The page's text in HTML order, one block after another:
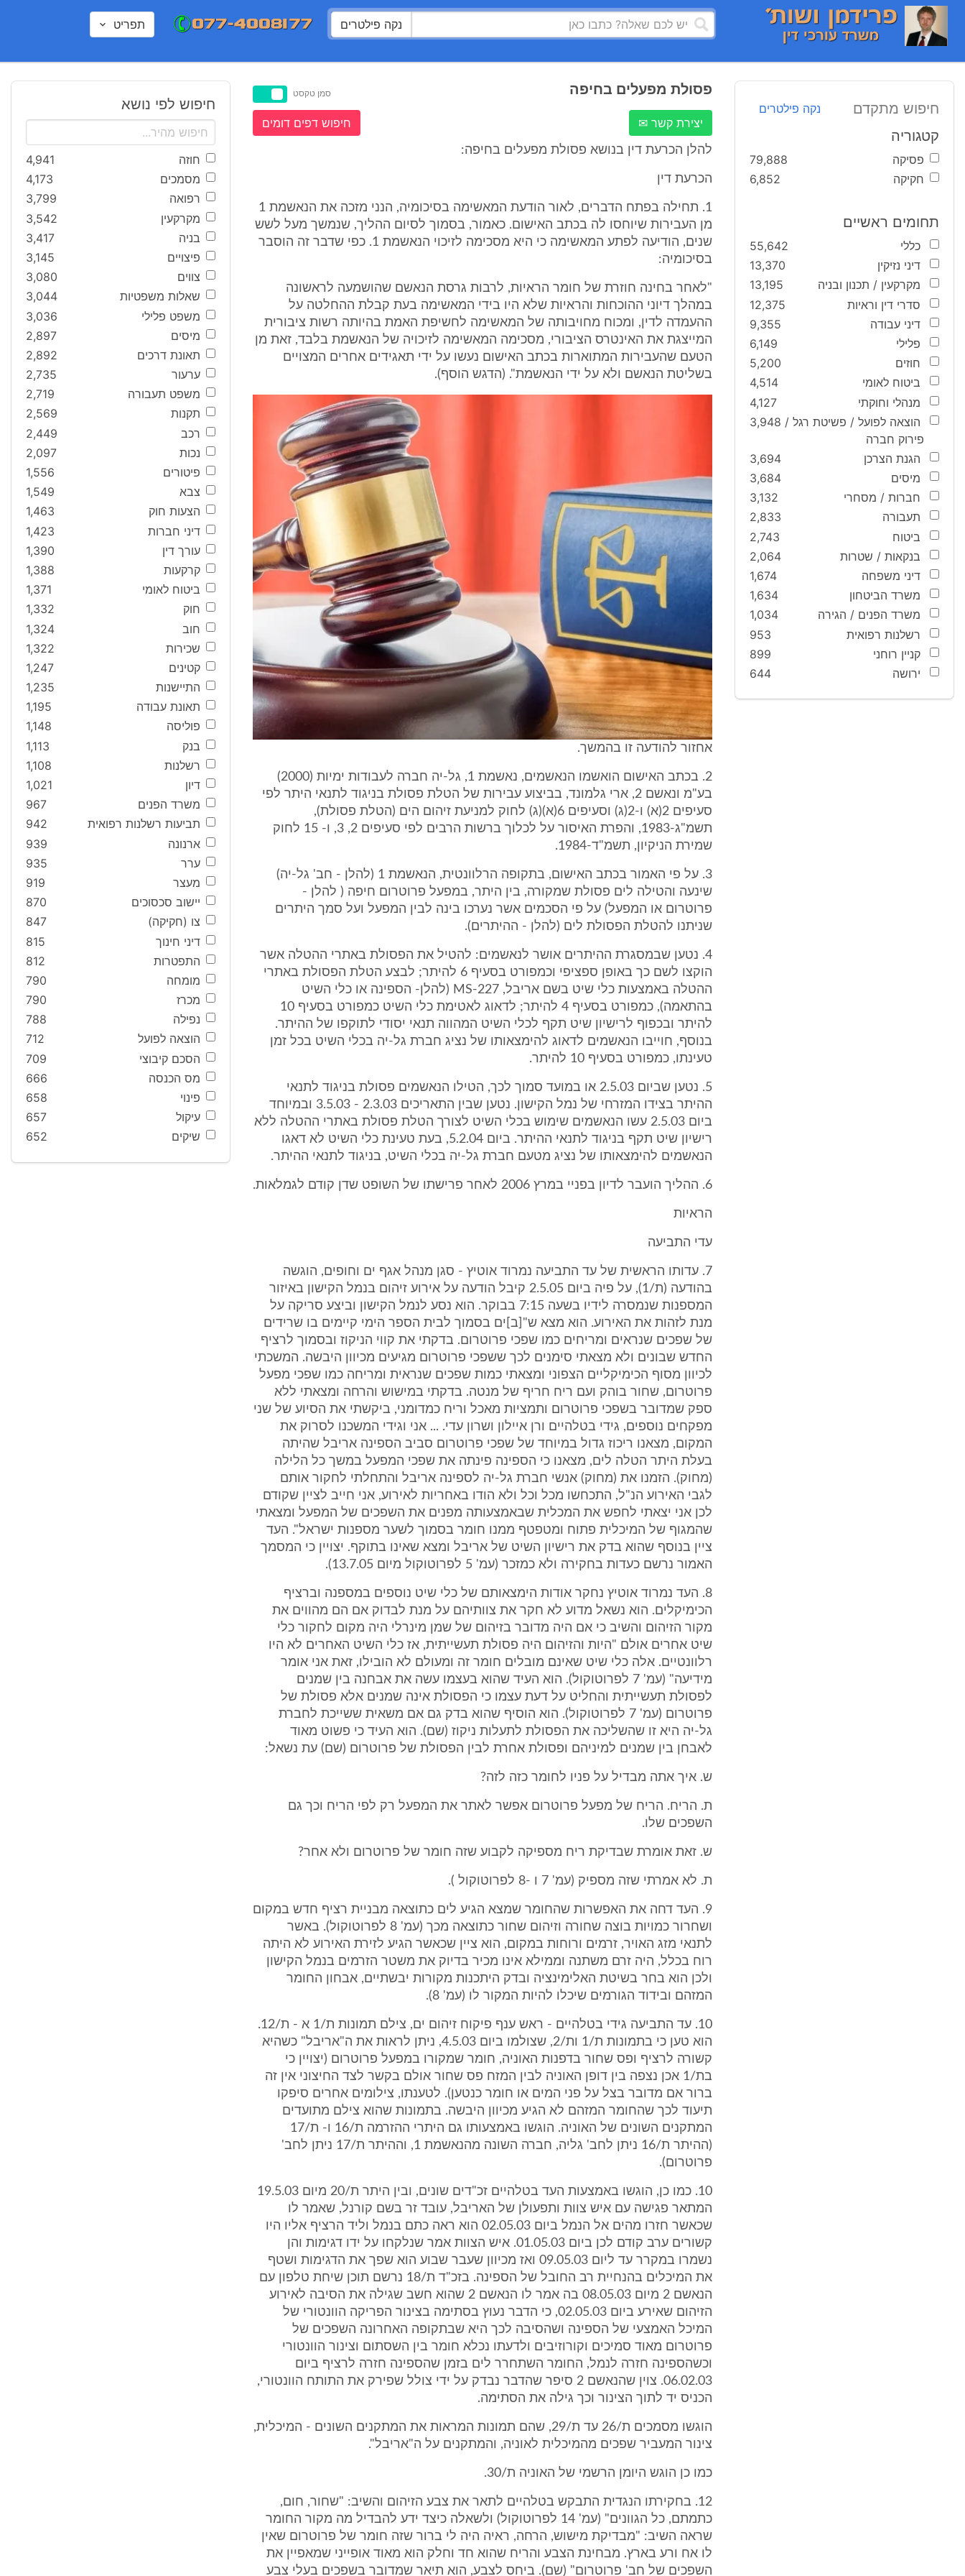
נקה פילטרים תפריט
חיפוש מתקדם נקה פילטרים
קטגוריה
פסיקה
79,888
חקיקה
6,852
תחומים ראשיים
כללי
55,642
דיני נזיקין
13,370
מקרקעין / תכנון ובניה
13,195
סדרי דין וראיות
12,375
דיני עבודה
9,355
פלילי
6,149
חוזים
5,200
ביטוח לאומי
4,514
מנהלי וחוקתי
4,127
הוצאה לפועל / פשיטת רגל /
פירוק חברה
3,948
הגנת הצרכן
3,694
מיסים
3,684
חברות / מסחרי
3,132
תעבורה
2,833
ביטוח
2,743
בנקאות / שטרות
2,064
דיני משפחה
1,674
משרד הביטחון
1,634
משרד הפנים / הגירה
1,034
רשלנות רפואית
953
קניין רוחני
899
ירושה
644
פסולת מפעלים בחיפה סמן טקסט
יצירת קשר ✉ חיפוש דפים דומים
להלן הכרעת דין בנושא פסולת מפעלים בחיפה:
הכרעת דין
1. תחילה בפתח הדברים, לאור הודעת המאשימה בסיכומיה, הנני מזכה את הנאשמת 1
מן העבירות שיוחסו לה בכתב האישום. כאמור, בסמוך לסיום ההליך, שנמשך מעל לשש
שנים, הודיעה לפתע המאשימה כי היא מסכימה לזיכוי הנאשמת 1. כפי שדבר זה הוסבר
בסיכומיה:
"לאחר בחינה חוזרת של חומר הראיות, לרבות גרסת הנאשם שהושמעה לראשונה
במהלך דיוני ההוכחות והראיות שלא היו בידי המאשימה בעת קבלת ההחלטה על
ההעמדה לדין, ומכוח מחויבותה של המאשימה לחשיפת האמת בהיותה רשות ציבורית
המייצגת את האינטרס הציבורי, מסכימה המאשימה לזיכויה של הנאשמת בלבד, זאת מן
הטעם שהעבירות המתוארות בכתב האישום נעשו על ידי תאגידים אחרים המצויים
בשליטת הנאשם ולא על ידי הנאשמת". (הדגש הוסף).
אחזור להודעה זו בהמשך.
2. בכתב האישום הואשמו הנאשמים, נאשמת 1, גל-יה חברה לעבודות ימיות (2000)
בע"מ ונאשם 2, ארי גלמונד, בביצוע עבירות של הטלת פסולת בניגוד לתנאי היתר לפי
סעיפים 2(א) ו-2(ג) וסעיפים 6(א)(ג) לחוק למניעת זיהום הים (הטלת פסולת),
תשמ"ג-1983, והפרת האיסור על לכלוך ברשות הרבים לפי סעיפים 2, 3, ו- 15 לחוק
שמירת הניקיון, תשמ"ד-1984.
3. על פי האמור בכתב האישום, בתקופה הרלוונטית, הנאשמת 1 (להלן - חב' גל-יה)
שינעה והטילה לים פסולת שמקורה, בין היתר, במפעל פרוטרום חיפה ( להלן -
פרוטרום או המפעל) על פי הסכמים אשר נערכו בינה לבין המפעל ועל סמך היתרים
שניתנו להטלת הפסולת לים (להלן - ההיתרים).
4. נטען שבמסגרת ההיתרים אושר לנאשמים: להטיל את הפסולת באתרי ההטלה אשר
הוקצו לשם כך באופן ספציפי וכמפורט בסעיף 6 להיתר; לבצע הטלת הפסולת באתרי
ההטלה באמצעות כלי שיט בשם אריבל, MS-227 (להלן- הספינה או כלי השיט
בהתאמה), כמפורט בסעיף 4 להיתר; לדאוג לאטימת כלי השיט כמפורט בסעיף 10
להיתר ובכפוף לרישיון שיט תקף לכלי השיט המהווה תנאי יסודי לתוקפו של ההיתר.
בנוסף, חוייבו הנאשמים לדאוג להימצאותו של נציג חברת גל-יה בכלי השיט בכל זמן
טעינתו, כמפורט בסעיף 10 להיתר.
5. נטען שביום 2.5.03 או במועד סמוך לכך, הטילו הנאשמים פסולת בניגוד לתנאי
ההיתר בצידו המזרחי של נמל הקישון. נטען שבין התאריכים 2.3.03 - 3.5.03 ובמיוחד
ביום 2.5.03 עשו הנאשמים שימוש בכלי השיט לצורך הטלת פסולת באתרי ההטלה ללא
רישיון שיט תקף בניגוד לתנאי ההיתר. ביום 5.2.04, בעת טעינת כלי השיט לא דאגו
הנאשמים להימצאותו של נציג מטעם חברת גל-יה בכלי השיט, בניגוד לתנאי ההיתר.
6. ההליך הועבר לדיון בפניי במרץ 2006 לאחר פרישתו של השופט שדן קודם לגמלאות.
הראיות
עדי התביעה
7. עדותו הראשית של עד התביעה נמרוד אוטיץ - סגן מנהל אגף ים וחופים, הוגשה
בהודעה (ת/1), על פיה ביום 2.5.05 קיבל הודעה על אירוע זיהום בנמל הקישון באיזור
המספנות שנמסרה לידיו בשעה 7:15 בבוקר. הוא נסע לנמל הקישון וביצע סריקה על
מנת לזהות את האירוע. הוא מצא ש"[ב]ים בסמוך לבית הספר הימי קיימים בו שרידים
של שפכים שנראים ומריחים כמו שפכי פרוטרום. בדקתי את קווי הניקוז ובסמוך לרציף
החדש שבונים ולא מצאתי סימנים לכך ששפכי פרוטרום מגיעים מכיוון היבשה. המשכתי
לכיוון מסוף הכימיקליים הצפוני ומצאתי כמות שפכים שנראית ומריחה כמו שפכי מפעל
פרוטרום, שחור בוהק ועם ריח חריף של מנטה. בדקתי במישוש והרחה ומצאתי ללא
ספק שמדובר בשפכי פרוטרום ותמציות מאכל וריח כמדומני, ביקשתי את הסיוע של שני
מפקחים נוספים, גידי בטלהיים ורן איילון ושרון עדי. ... אני וגידי המשכנו לסרוק את
המקום, מצאנו ריכוז גדול במיוחד של שפכי פרוטרום סביב הספינה אריבל שהיתה
בעלת היתר הטלה לים, מצאנו כי הספינה פינתה את שפכי המפעל במשך כל הלילה
(מחוק). הזמנו את (מחוק) אנשי חברת גל-יה לספינה אריבל והתחלתי לחקור אותם
לגבי האירוע הנ"ל, התכחשו מכל וכל ולא הודו באחריות לאירוע, אני חייב לציין שקודם
לכן אני יצאתי לחפש את המכלית שבאמצעותה מפנים את השפכים של המפעל ומצאתי
שהמגוף של המיכלית פתוח ומטפטף ממנו חומר בסמוך לשער מספנות ישראל". העד
ציין בנוסף שהוא בדק את רישיון השיט של אריבל ומצא שאינו בתוקף. יצויין כי המסמך
האמור נרשם כעדות בחקירה ולא כמזכר (עמ' 5 לפרוטוקול מיום 13.7.05).
8. העד נמרוד אוטיץ נחקר אודות הימצאותם של כלי שיט נוספים במספנה וברציף
הכימיקלים. הוא נשאל מדוע לא חקר את צוותיהם על מנת לבדוק אם הם מהווים את
מקור הזיהום והשיב כי אם היה מדובר בזיהום של שמן מינרלי היה מקום לחקור כלי
שיט אחרים אולם "היות והזיהום היה פסולת תעשייתית, אז כלי השיט האחרים לא היו
רלוונטיים. אלה כלי שיט שאינם מובלים חומר זה ומעולם לא הובילו, זאת אני אומר
מידיעה" (עמ' 7 לפרוטוקול). הוא העיד שהוא בעצמו עשה את אבחנה בין שמנים
לפסולת תעשייתית והחליט על דעת עצמו כי הפסולת אינה שמנים אלא פסולת של
פרוטרום (עמ' 7 לפרוטוקול). הוא הוסיף שהוא בדק גם אם משאית ששייכת לחברת
גל-יה היא זו שהשליכה את הפסולת לתעלות ניקוז (שם). הוא העיד כי פשוט מאוד
לאבחן בין שמנים למיניהם ופסולת אחרת לבין הפסולת של פרוטרום (שם) עת נשאל:
ש. איך אתה מבדיל על פניו לחומר כזה לזה?
ת. הריח. הריח של מפעל פרוטרום אפשר לאתר את המפעל רק לפי הריח וכך גם
השפכים שלו.
ש. זאת אומרת שבדיקת ריח מספיקה לקבוע שזה חומר של פרוטרום ולא אחר?
ת. לא אמרתי שזה מספיק (עמ' 7 ו -8 לפרוטוקול ).
9. העד דחה את האפשרות שהחומר שמצא הגיע לים כתוצאה מבניית רציף חדש במקום
ושחרור כמויות בוצה שחורה וזיהום שחור כתוצאה מכך (עמ' 8 לפרוטוקול). באשר
לתנאי מזג האויר, זרמים ורוחות במקום, הוא ציין שכאשר הגיע לזירת האירוע לא היתה
רוח בכלל, היה זרם משתנה וממילא אינו מכיר בדיוק את משטר הזרמים בנמל הקישון
ולכן הוא בחר בשיטת האלימינציה ובדק היתכנות מקורות יבשתיים, אבחון החומר
המזהם ובידוד הגורמים שיכלו להיות המקור לו (עמ' 8).
10. עד התביעה גידי בטלהיים - ראש ענף פיקוח זיהום ים, צילם תמונות ת/1 א - ת/12.
הוא טען כי בתמונות ת/1 ות/2, שצולמו ביום 4.5.03, ניתן לראות את ה"אריבל" כשהיא
קשורה לרציף ופס שחור בדפנות האוניה, חומר שמקורו במפעל פרוטרום (יצויין כי
בת/1 אכן נצפה בין דופן האוניה לבין המזח פס שחור אולם בקשר לצד החיצוני אין זה
ברור אם מדובר בצל על פני המים או חומר כנטען). לטענתו, צילומים אחרים סיפקו
תיעוד לכך שהחומר המזהם לא הגיע מכיוון היבשה. בתמונות שהוא צילם מתועדים
המתקנים השונים של האוניה. הוגשו באמצעותו גם היתרי ההזרמה ת/16 ו- ת/17
(ההיתר ת/16 ניתן לחב' גליה, חברה השונה מהנאשמת 1, וההיתר ת/17 ניתן לחב'
פרוטרום).
10. כמו כן, הוגשו באמצעות העד בטלהיים זכ"דים שונים, ובין היתר ת/20 מיום 19.5.03
המתאר פגישה עם איש צוות ותפעולן של האריבל, עובד זר בשם קורנל, שאמר לו
שכאשר חזרו מהים אל הנמל ביום 02.05.03 הוא ראה כתם בנמל וליד הרציף אליו היו
קשורים ערב קודם לכן ביום 01.05.03. איש הצוות אמר שנלקחו על ידו דגימות והן
נשמרו במקרר עד ליום 09.05.03 ואז מכיוון שעבר שבוע הוא שפך את הדגימות ושטף
את המיכלים בהנחיית רב החובל של הספינה. בזכ"ד ת/18 נרשם תוכן שיחת טלפון עם
הנאשם 2 מיום 08.05.03 בה אמר לו הנאשם 2 שהוא חשב שגילה את הסיבה לאירוע
הזיהום שאירע ביום 02.05.03, כי הדבר נעוץ בסתימה בצינור הפריקה הוונטורי של
המיכל האמצעי של הספינה ושהסיבה לכך היא שבתקופה האחרונה השפכים של
פרוטרום מאוד סמיכים וקורוזיבים ולדעתו נכלא חומר בין השסתום וצינור הוונטורי
וכשהספינה חזרה לנמל, החומר השתחרר לים בזמן שהספינה חזרה לרציף ביום
06.02.03. צוין שהנאשם 2 סיפר שהדבר נבדק על ידי צולל שפירק את התותח הוונטורי,
הכניס יד לתוך הצינור וכך גילה את הסתימה.
הוגשו מסמכים ת/26 עד ת/29, שהם תמונות המראות את המתקנים השונים - המיכלית,
צינור המעביר שפכים מהמיכלית לאוניה, והמתקנים על ה"אריבל".
כמו כן הוגש היומן הרשמי של האוניה ת/30.
12. בחקירתו הנגדית התבקש בטלהיים לתאר את צבע הזיהום והשיב: "שחור, חום,
כתמתם, כל הגוונים" (עמ' 14 לפרוטוקול) ולשאלה כיצד ידע להבדיל מה מקור החומר
שראה השיב: "מבדיקת מישוש, הרחה, ראיה היה לי ברור שזה חומר של פרוטרום שאין
לו אח ורע בארץ. מבחינת הצבע והריח שהוא חד וחלק הוא מאוד אופייני שמאפיין את
השפכים של חב' פרוטרום" (שם). ביחס לצבע, הוא תיאר שמדובר בשפכים בעלי צבע
חיפוש לפי נושא
חוזה
4,941
מסמכים
4,173
רפואה
3,799
מקרקעין
3,542
בניה
3,417
פיצויים
3,145
צווים
3,080
שאלות משפטיות
3,044
משפט פלילי
3,036
מיסים
2,897
תאונת דרכים
2,892
ערעור
2,735
משפט תעבורה
2,719
תקנות
2,569
רכב
2,449
נכות
2,097
פיטורים
1,556
צבא
1,549
הצעות חוק
1,463
דיני חברות
1,423
עורך דין
1,390
קרקעות
1,388
ביטוח לאומי
1,371
חוק
1,332
חוב
1,324
שכירות
1,322
קטינים
1,247
התיישנות
1,235
תאונת עבודה
1,195
פוליסה
1,148
בנק
1,113
רשלנות
1,108
דיון
1,021
משרד הפנים
967
תביעות רשלנות רפואית
942
ארנונה
939
ערר
935
מעצר
919
יישוב סכסוכים
870
צו (חקיקה)
847
דיני חינוך
815
התפטרות
812
מומחה
790
מכרז
790
נפילה
788
הוצאה לפועל
712
הסכם קיבוצי
709
מס הכנסה
666
פינוי
658
עיקול
657
שיקים
652